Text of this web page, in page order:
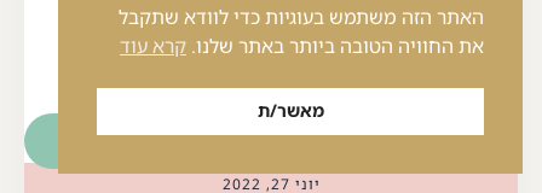
דברו איתי
למה ״חבל״ לזרוק או למסור חפצים שאינם בשימוש
לפוסט המלא
יוני 27, 2022
האתר הזה משתמש בעוגיות כדי לוודא שתקבל
את החוויה הטובה ביותר באתר שלנו. קרא עוד
מאשר/ת